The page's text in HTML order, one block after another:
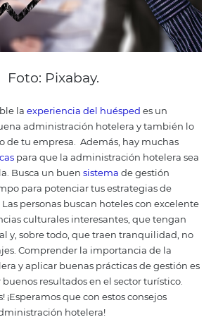
hotelera
con las medidas adoptadas. Las
en todo momento, por eso
constantemente.Hay cursos de
en diferentes formatos, niveles
algo hecho a la medida
huéspedes siempre buscan lo mejor
consecuencia los establecimientos
que siguen en el mercado.